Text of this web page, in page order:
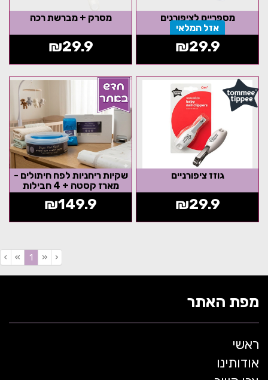
מספריים לציפורנים
אזל המלאי
₪29.9
מסרק + מברשת רכה
₪29.9
גוזז ציפורניים
₪29.9
שקיות ריחניות לפח חיתולים -
מארז קסטה + 4 חבילות
₪149.9
‹
«
1
»
›
מפת האתר
ראשי
אודותינו